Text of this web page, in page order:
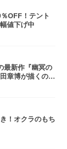
OFF！テント
値下げ中
最新作『幽冥の
章博が描くのは
！オクラのもち